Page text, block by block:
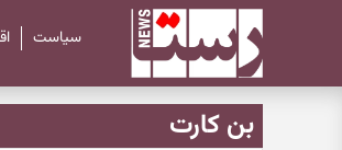
سیاست
بن کارت